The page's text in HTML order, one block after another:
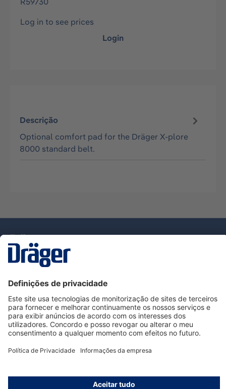
Log in to see prices
Login
Descrição
Optional comfort pad for the Dräger X-plore
8000 standard belt.
Serviço de Apoio ao Cliente Dräger
Utilização da loja
Informações
© Dräger Portugal, Lda, 2024